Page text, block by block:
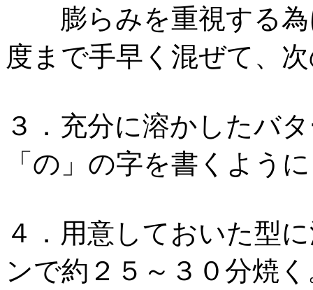
膨らみを重視する為
度まで手早く混ぜて、
３．充分に溶かしたバ
「の」の字を書くよ
４．用意しておいた型
ンで約２５～３０分焼